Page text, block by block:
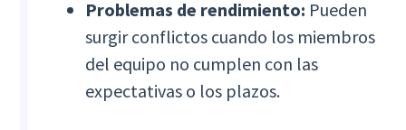
Problemas de rendimiento: Pueden
surgir conflictos cuando los miembros
del equipo no cumplen con las
expectativas o los plazos.